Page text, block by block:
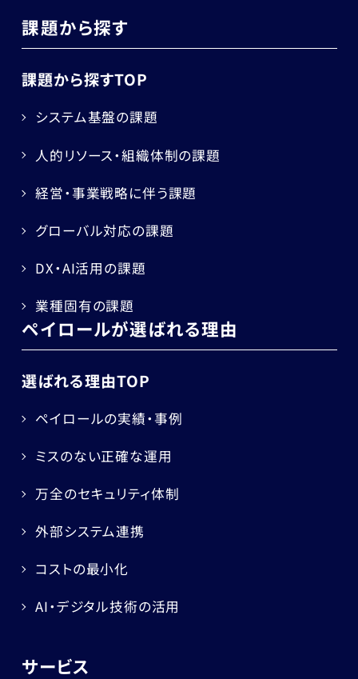
課題から探す
課題から探すTOP
システム基盤の課題
人的リソース・組織体制の課題
経営・事業戦略に伴う課題
グローバル対応の課題
DX・AI活用の課題
業種固有の課題
ペイロールが選ばれる理由
選ばれる理由TOP
ペイロールの実績・事例
ミスのない正確な運用
万全のセキュリティ体制
外部システム連携
コストの最小化
AI・デジタル技術の活用
サービス